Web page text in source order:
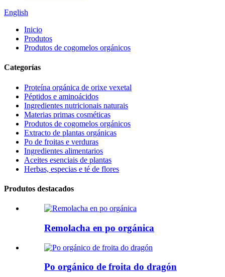
English
Inicio
Produtos
Produtos de cogomelos orgánicos
Categorías
Proteína orgánica de orixe vexetal
Péptidos e aminoácidos
Ingredientes nutricionais naturais
Materias primas cosméticas
Produtos de cogomelos orgánicos
Extracto de plantas orgánicas
Po de froitas e verduras
Ingredientes alimentarios
Aceites esenciais de plantas
Herbas, especias e té de flores
Produtos destacados
Remolacha en po orgánica
Po orgánico de froita do dragón